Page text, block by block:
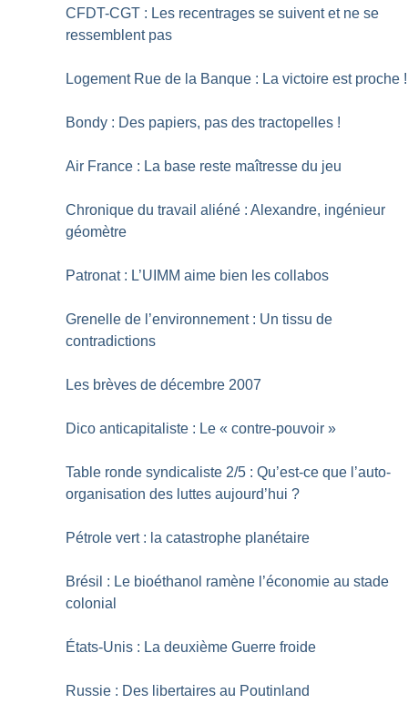
CFDT-CGT : Les recentrages se suivent et ne se
ressemblent pas
Logement Rue de la Banque : La victoire est proche !
Bondy : Des papiers, pas des tractopelles !
Air France : La base reste maîtresse du jeu
Chronique du travail aliéné : Alexandre, ingénieur
géomètre
Patronat : L’UIMM aime bien les collabos
Grenelle de l’environnement : Un tissu de
contradictions
Les brèves de décembre 2007
Dico anticapitaliste : Le « contre-pouvoir »
Table ronde syndicaliste 2/5 : Qu’est-ce que l’auto-
organisation des luttes aujourd’hui ?
Pétrole vert : la catastrophe planétaire
Brésil : Le bioéthanol ramène l’économie au stade
colonial
États-Unis : La deuxième Guerre froide
Russie : Des libertaires au Poutinland